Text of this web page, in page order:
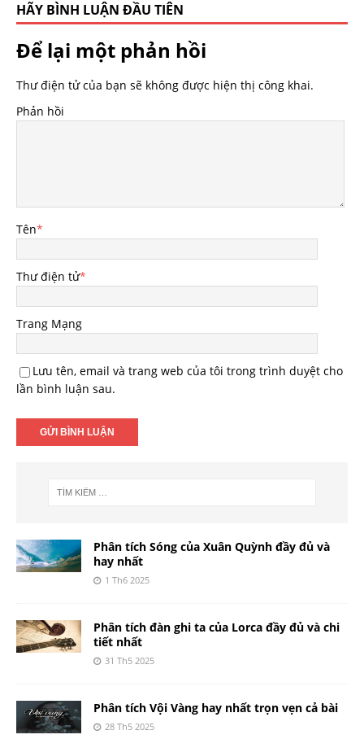
HÃY BÌNH LUẬN ĐẦU TIÊN
Để lại một phản hồi
Thư điện tử của bạn sẽ không được hiện thị công khai.
Phản hồi
Tên*
Thư điện tử*
Trang Mạng
Lưu tên, email và trang web của tôi trong trình duyệt cho
lần bình luận sau.
Phân tích Sóng của Xuân Quỳnh đầy đủ và
hay nhất
1 Th6 2025
Phân tích đàn ghi ta của Lorca đầy đủ và chi
tiết nhất
31 Th5 2025
Phân tích Vội Vàng hay nhất trọn vẹn cả bài
28 Th5 2025